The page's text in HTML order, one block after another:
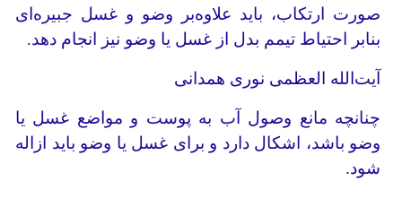
صورت ارتکاب، باید علاوه‌بر وضو و غسل جبیره‌ای
بنابر احتیاط تیمم بدل از غسل یا وضو نیز انجام دهد.
آیت‌الله العظمی نوری همدانی
چنانچه مانع وصول آب به پوست و مواضع غسل یا
وضو باشد، اشکال دارد و برای غسل یا وضو باید ازاله
شود.